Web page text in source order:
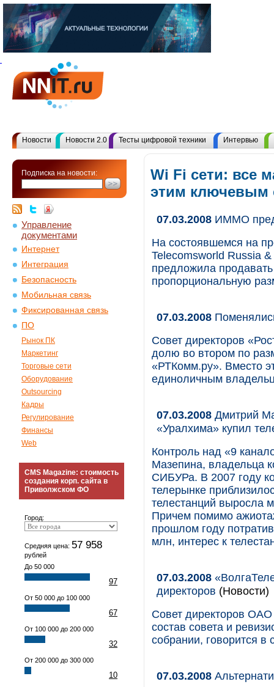
Новости Новости 2.0 Тесты цифровой техники Интервью
Подписка на новости:
Управление
документами
Интернет
Интеграция
Безопасность
Мобильная связь
Фиксированная связь
ПО
Рынок ПК
Маркетинг
Торговые сети
Оборудование
Outsourcing
Кадры
Регулирование
Финансы
Web
CMS Magazine: стоимость
создания корп. сайта в
Приволжском ФО
Город:
Средняя цена: 57 958
рублей
До 50 000
97
От 50 000 до 100 000
67
От 100 000 до 200 000
32
От 200 000 до 300 000
10
Wi Fi сети: все
этим ключевым
07.03.2008 ИММО
На состоявшемся на
Telecomsworld Russia
предложила
пропорциональную
07.03.2008
Совет директоров
долю во втором по
«РТКомм.ру». Вместо
единоличным
07.03.2008 Дмитрий
«Уралхима» купил
Контроль над «9
Мазепина, владельца
СИБУРа. В 2007 году
телерынке
телестанций выросла
Причем помимо
прошлом году
млн, интерес к
07.03.2008
директоров (Новости)
Совет директоров
состав совета и
собрании, говорится
07.03.2008